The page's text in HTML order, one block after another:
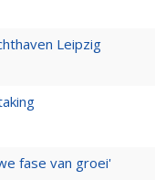
Leipzig
fase van groei'